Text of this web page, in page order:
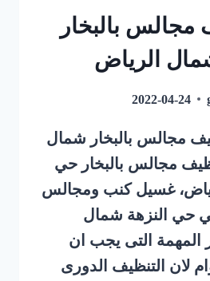
بالبخار
الرياض
2022-04-24
مجالس بالبخار شمال
مجالس بالبخار حي
غسيل كنب ومجالس
في حي النزهة شمال
المهمة التى يجب ان
لان التنظيف الدورى